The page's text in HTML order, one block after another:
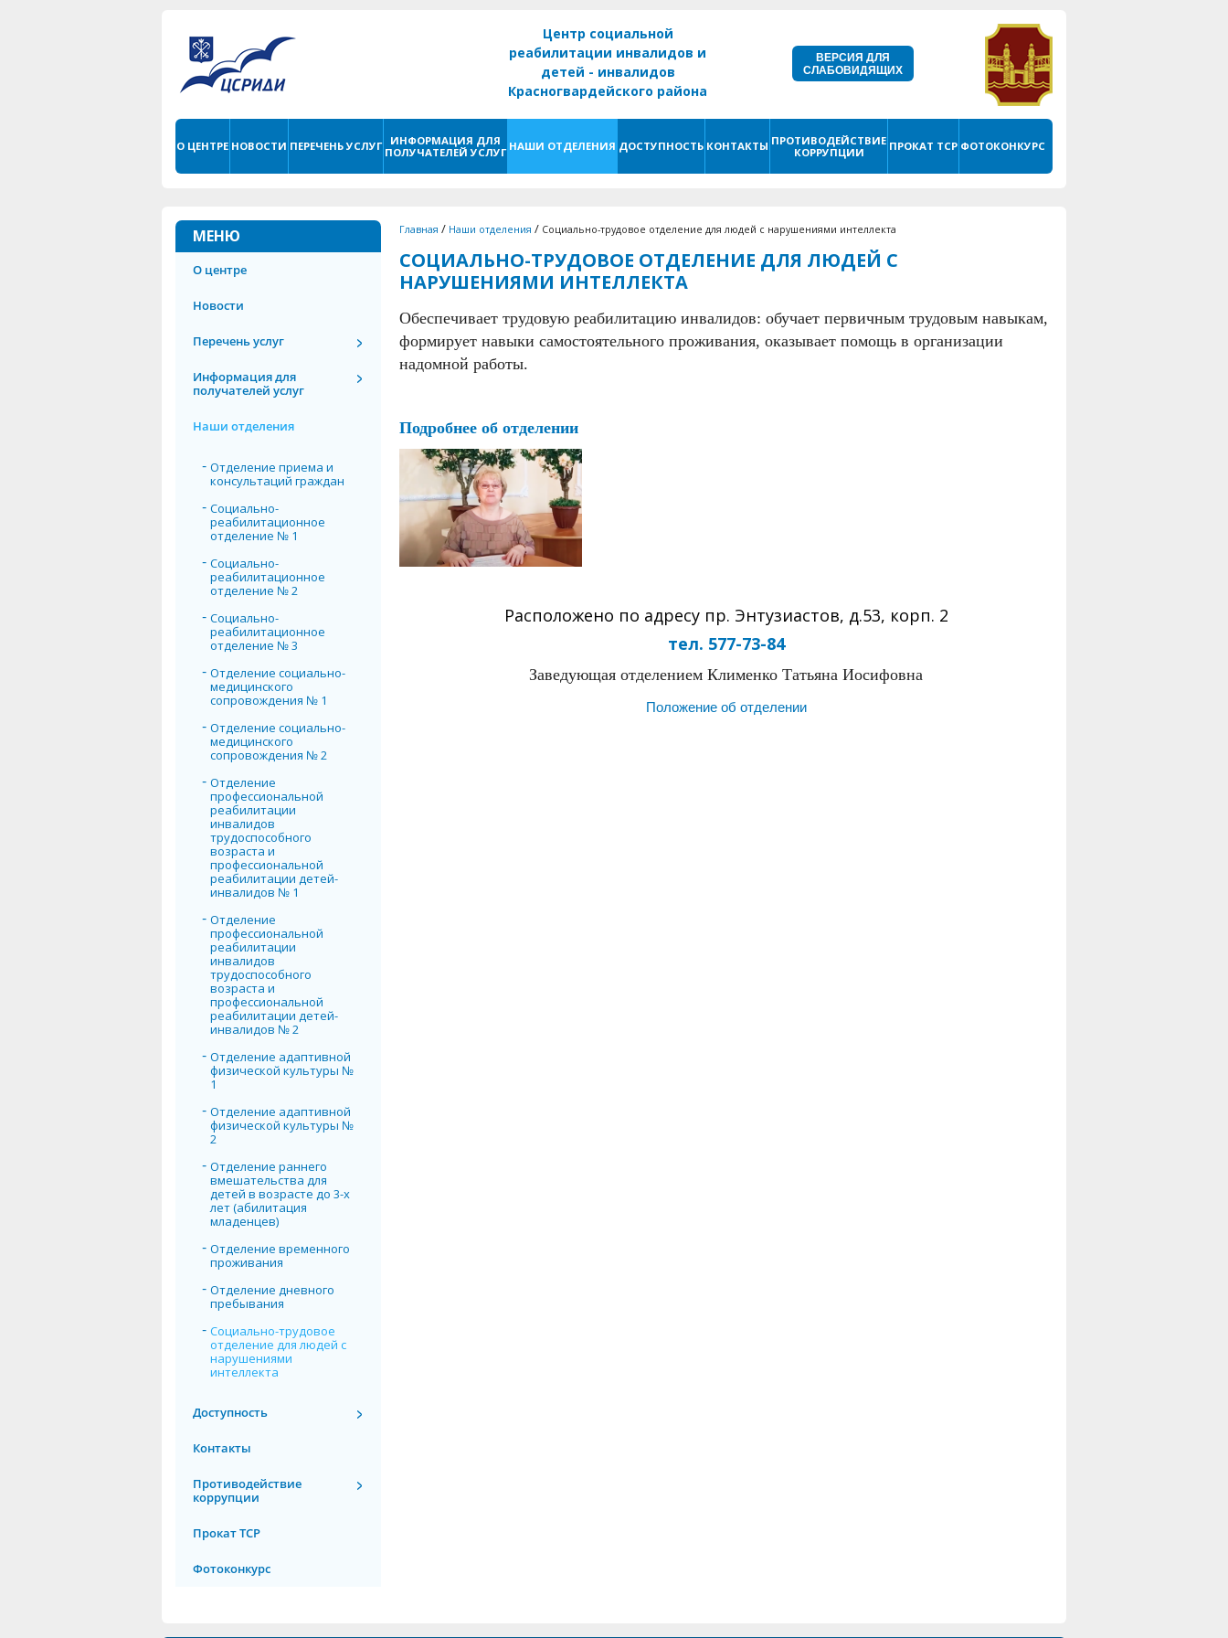
Центр социальной
реабилитации инвалидов и
детей - инвалидов
Красногвардейского района
ВЕРСИЯ ДЛЯ
СЛАБОВИДЯЩИХ
О ЦЕНТРЕ НОВОСТИ ПЕРЕЧЕНЬ УСЛУГ
ИНФОРМАЦИЯ ДЛЯ
ПОЛУЧАТЕЛЕЙ УСЛУГ НАШИ ОТДЕЛЕНИЯ ДОСТУПНОСТЬ КОНТАКТЫ ПРОТИВОДЕЙСТВИЕ
КОРРУПЦИИ
ПРОКАТ ТСР ФОТОКОНКУРС
МЕНЮ
О центре
Новости
Перечень услуг
Информация для
получателей услуг
Наши отделения
Отделение приема и
консультаций граждан
Социально-
реабилитационное
отделение № 1
Социально-
реабилитационное
отделение № 2
Социально-
реабилитационное
отделение № 3
Отделение социально-
медицинского
сопровождения № 1
Отделение социально-
медицинского
сопровождения № 2
Отделение
профессиональной
реабилитации
инвалидов
трудоспособного
возраста и
профессиональной
реабилитации детей-
инвалидов № 1
Отделение
профессиональной
реабилитации
инвалидов
трудоспособного
возраста и
профессиональной
реабилитации детей-
инвалидов № 2
Отделение адаптивной
физической культуры №
1
Отделение адаптивной
физической культуры №
2
Отделение раннего
вмешательства для
детей в возрасте до 3-х
лет (абилитация
младенцев)
Отделение временного
проживания
Отделение дневного
пребывания
Социально-трудовое
отделение для людей с
нарушениями
интеллекта
Доступность
Контакты
Противодействие
коррупции
Прокат ТСР
Фотоконкурс
Главная / Наши отделения / Социально-трудовое отделение для людей с нарушениями интеллекта
СОЦИАЛЬНО-ТРУДОВОЕ ОТДЕЛЕНИЕ ДЛЯ ЛЮДЕЙ С
НАРУШЕНИЯМИ ИНТЕЛЛЕКТА
Обеспечивает трудовую реабилитацию инвалидов: обучает первичным трудовым навыкам,
формирует навыки самостоятельного проживания, оказывает помощь в организации
надомной работы.
Подробнее об отделении
Расположено по адресу пр. Энтузиастов, д.53, корп. 2
тел. 577-73-84
Заведующая отделением Клименко Татьяна Иосифовна
Положение об отделении